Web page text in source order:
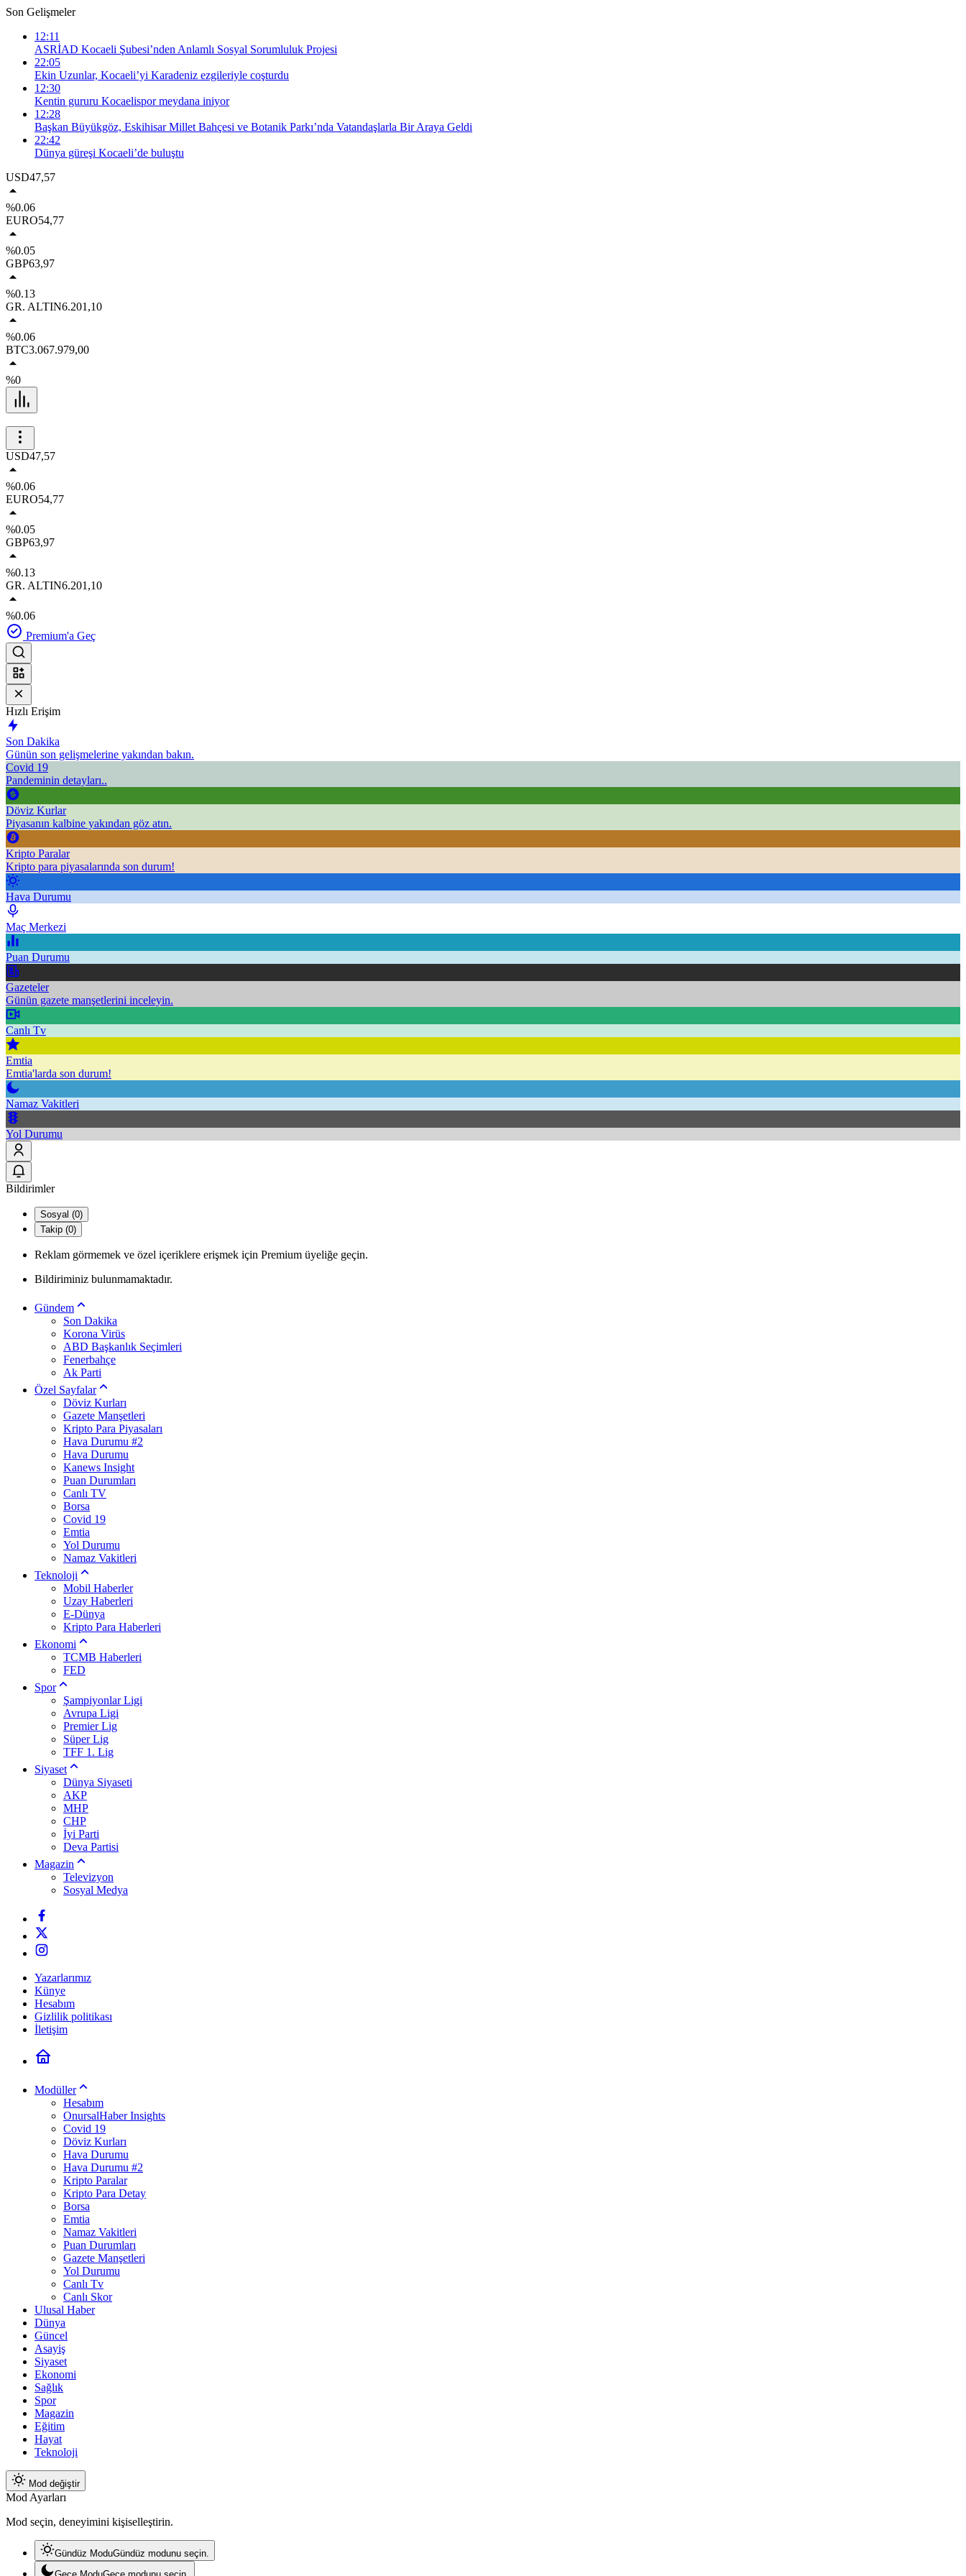
Son Gelişmeler
12:11
ASRİAD Kocaeli Şubesi’nden Anlamlı Sosyal Sorumluluk Projesi
22:05
Ekin Uzunlar, Kocaeli’yi Karadeniz ezgileriyle coşturdu
12:30
Kentin gururu Kocaelispor meydana iniyor
12:28
Başkan Büyükgöz, Eskihisar Millet Bahçesi ve Botanik Parkı’nda Vatandaşlarla Bir Araya Geldi
22:42
Dünya güreşi Kocaeli’de buluştu
USD47,57
%0.06
EURO54,77
%0.05
GBP63,97
%0.13
GR. ALTIN6.201,10
%0.06
BTC3.067.979,00
%0
USD47,57
%0.06
EURO54,77
%0.05
GBP63,97
%0.13
GR. ALTIN6.201,10
%0.06
Premium'a Geç
Hızlı Erişim
Son Dakika
Günün son gelişmelerine yakından bakın.
Covid 19
Pandeminin detayları..
Döviz Kurlar
Piyasanın kalbine yakından göz atın.
Kripto Paralar
Kripto para piyasalarında son durum!
Hava Durumu
Maç Merkezi
Puan Durumu
Gazeteler
Günün gazete manşetlerini inceleyin.
Canlı Tv
Emtia
Emtia'larda son durum!
Namaz Vakitleri
Yol Durumu
Bildirimler
Sosyal (0)
Takip (0)
Reklam görmemek ve özel içeriklere erişmek için Premium üyeliğe geçin.
Bildiriminiz bulunmamaktadır.
Gündem
Son Dakika
Korona Virüs
ABD Başkanlık Seçimleri
Fenerbahçe
Ak Parti
Özel Sayfalar
Döviz Kurları
Gazete Manşetleri
Kripto Para Piyasaları
Hava Durumu #2
Hava Durumu
Kanews Insight
Puan Durumları
Canlı TV
Borsa
Covid 19
Emtia
Yol Durumu
Namaz Vakitleri
Teknoloji
Mobil Haberler
Uzay Haberleri
E-Dünya
Kripto Para Haberleri
Ekonomi
TCMB Haberleri
FED
Spor
Şampiyonlar Ligi
Avrupa Ligi
Premier Lig
Süper Lig
TFF 1. Lig
Siyaset
Dünya Siyaseti
AKP
MHP
CHP
İyi Parti
Deva Partisi
Magazin
Televizyon
Sosyal Medya
Yazarlarımız
Künye
Hesabım
Gizlilik politikası
İletişim
Modüller
Hesabım
OnursalHaber Insights
Covid 19
Döviz Kurları
Hava Durumu
Hava Durumu #2
Kripto Paralar
Kripto Para Detay
Borsa
Emtia
Namaz Vakitleri
Puan Durumları
Gazete Manşetleri
Yol Durumu
Canlı Tv
Canlı Skor
Ulusal Haber
Dünya
Güncel
Asayiş
Siyaset
Ekonomi
Sağlık
Spor
Magazin
Eğitim
Hayat
Teknoloji
Mod değiştir
Mod Ayarları
Mod seçin, deneyimini kişiselleştirin.
Gündüz ModuGündüz modunu seçin.